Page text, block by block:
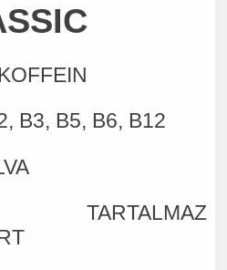
B3, B5, B6, B12